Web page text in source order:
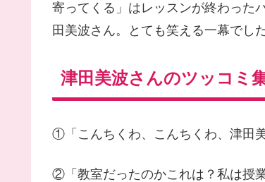
寄ってくる」はレッスンが終わった
田美波さん。とても笑える一幕でした
津田美波さんのツッコミ
①「こんちくわ、こんちくわ、津田美
②「教室だったのかこれは？私は授